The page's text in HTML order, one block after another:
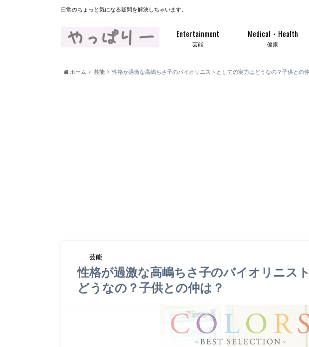
日常のちょっと気になる疑問を解決しちゃいます。
芸能
Entertainment
健康
Medical・Health
ホーム 芸能 性格が過激な高嶋ちさ子のバイオリニストとしての実力はどうなの？子供との
芸能
性格が過激な高嶋ちさ子のバイオリニス
どうなの？子供との仲は？